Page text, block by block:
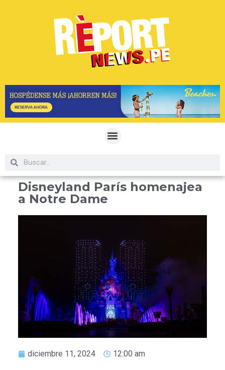
Disneyland París homenajea
a Notre Dame
diciembre 11, 2024 12:00 am